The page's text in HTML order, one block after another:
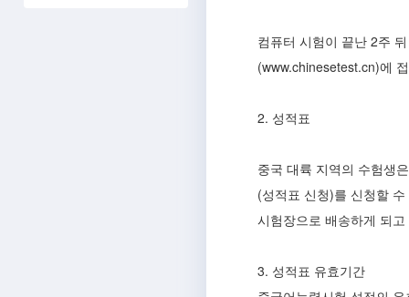
컴퓨터 시험이 끝난 2주
(www.chinesetest.cn)에
2. 성적표
중국 대륙 지역의 수험생
(성적표 신청)를 신청할
시험장으로 배송하게 되
3. 성적표 유효기간